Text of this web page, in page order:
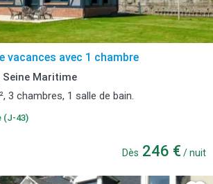
vacances avec 1 chambre
Maritime
3 chambres, 1 salle de bain.
(J-43)
Dès 246 € / nuit